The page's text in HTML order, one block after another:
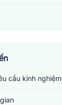
Chứng khoán
khỏe
cầu kinh nghiệm